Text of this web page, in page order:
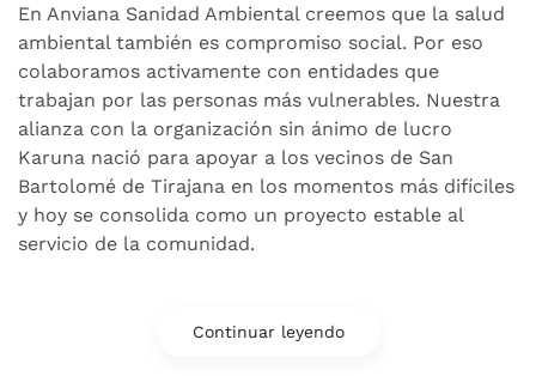
En Anviana Sanidad Ambiental creemos que la salud
ambiental también es compromiso social. Por eso
colaboramos activamente con entidades que
trabajan por las personas más vulnerables. Nuestra
alianza con la organización sin ánimo de lucro
Karuna nació para apoyar a los vecinos de San
Bartolomé de Tirajana en los momentos más difíciles
y hoy se consolida como un proyecto estable al
servicio de la comunidad.
Continuar leyendo